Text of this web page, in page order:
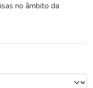
no âmbito da